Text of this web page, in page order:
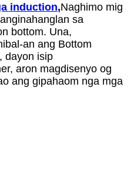
induction,Naghimo mig
sa
bottom. Una,
an ang Bottom
dayon isip
aron magdisenyo og
ang gipahaom nga mga